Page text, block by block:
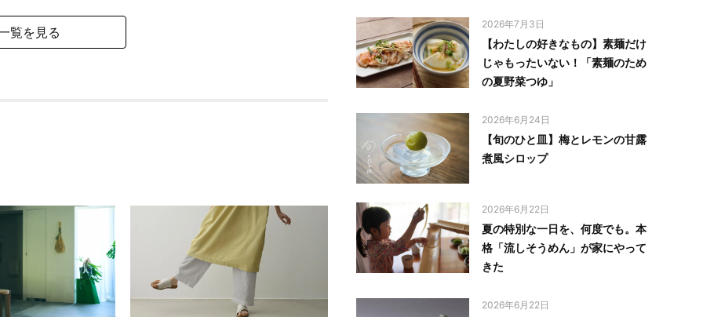
覧を見る
2026年7月3日
【わたしの好きなもの】素麺だけ
じゃもったいない！「素麺のため
の夏野菜つゆ」
2026年6月24日
【旬のひと皿】梅とレモンの甘露
煮風シロップ
2026年6月22日
夏の特別な一日を、何度でも。本
格「流しそうめん」が家にやって
きた
2026年6月22日